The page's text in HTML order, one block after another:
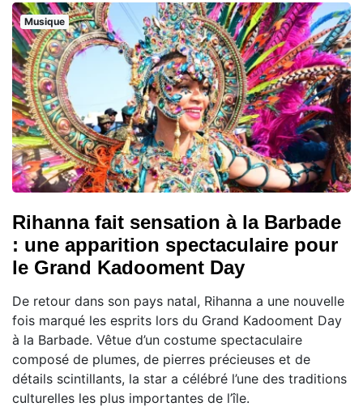
Musique
Rihanna fait sensation à la Barbade
: une apparition spectaculaire pour
le Grand Kadooment Day
De retour dans son pays natal, Rihanna a une nouvelle
fois marqué les esprits lors du Grand Kadooment Day
à la Barbade. Vêtue d’un costume spectaculaire
composé de plumes, de pierres précieuses et de
détails scintillants, la star a célébré l’une des traditions
culturelles les plus importantes de l’île.